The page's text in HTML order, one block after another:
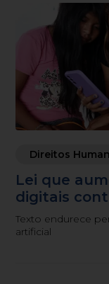
Direitos
Lei que
digitais
Texto endurece
artificial